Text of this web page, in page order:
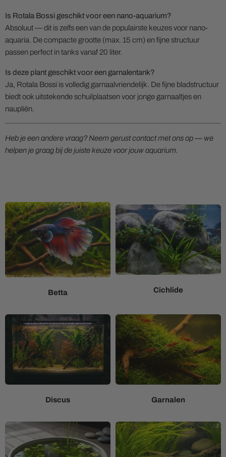
Is Rotala Bossi geschikt voor een nano-aquarium?
Absoluut — dit is zelfs een van de populairste keuzes voor nano-
aquaria. De compacte grootte (max. 15 cm) en fijne structuur
passen perfect in tanks vanaf 20 liter.
Is deze plant geschikt voor een garnalentank?
Ja, Rotala Bossi is volledig garnaalvriendelijk. De fijne bladstructuur
biedt ook uitstekende schuilplaatsen voor jonge garnaaltjes en
naupliën.
Heb je een andere vraag? Neem gerust contact met ons op — we
helpen je graag bij de juiste keuze voor jouw aquarium.
Betta Cichlide
Discus Garnalen